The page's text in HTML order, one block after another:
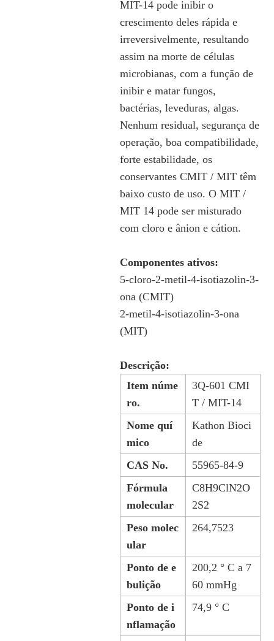
MIT-14 pode inibir o
crescimento deles rápida e
irreversivelmente, resultando
assim na morte de células
microbianas, com a função de
inibir e matar fungos,
bactérias, leveduras, algas.
Nenhum residual, segurança de
operação, boa compatibilidade,
forte estabilidade, os
conservantes CMIT / MIT têm
baixo custo de uso. O MIT /
MIT 14 pode ser misturado
com cloro e ânion e cátion.
Componentes ativos:
5-cloro-2-metil-4-isotiazolin-3-
ona (CMIT)
2-metil-4-isotiazolin-3-ona
(MIT)
Descrição:
Item núme
ro.
3Q-601 CMI
T / MIT-14
Nome quí
mico
Kathon Bioci
de
CAS No.
55965-84-9
Fórmula
molecular
C8H9ClN2O
2S2
Peso molec
ular
264,7523
Ponto de e
bulição
200,2 ° C a 7
60 mmHg
Ponto de i
nflamação
74,9 ° C